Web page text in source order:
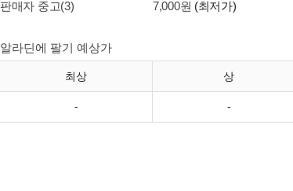
판매자 중고(3)
7,000원 (최저가)
알라딘에 팔기 예상가
최상 상
- -